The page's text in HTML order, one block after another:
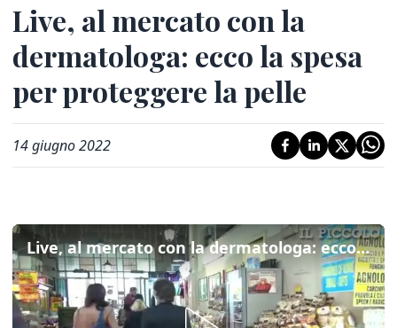
Live, al mercato con la
dermatologa: ecco la spesa
per proteggere la pelle
14 giugno 2022
Live, al mercato con la dermatologa: ecco la spesa per proteggere la pelle